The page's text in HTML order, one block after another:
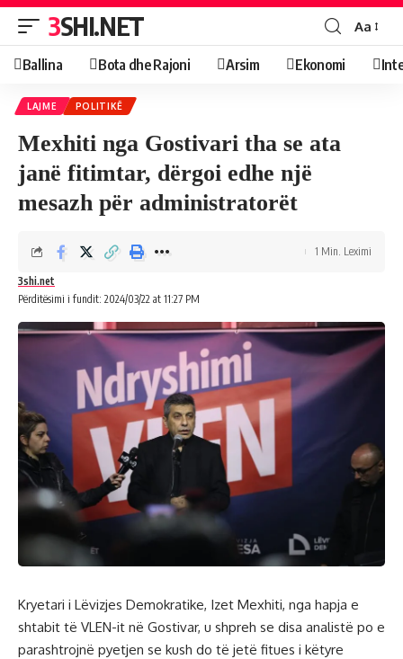
3SHI.NET Aa
Ballina Bota dhe Rajoni Arsim Ekonomi
LAJME POLITIKË
Mexhiti nga Gostivari tha se ata
janë fitimtar, dërgoi edhe një
mesazh për administratorët
Përditësimi i fundit: 2024/03/22 at 11:27 PM
3shi.net
1 Min. Leximi
Kryetari i Lëvizjes Demokratike, Izet Mexhiti, nga hapja e
shtabit të VLEN-it në Gostivar, u shpreh se disa analistë po e
parashtrojnë pyetjen se kush do të jetë fitues i këtyre